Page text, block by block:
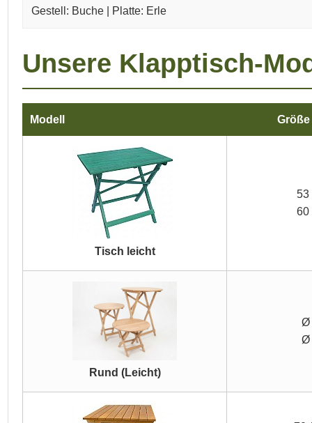
Gestell: Buche | Platte: Erle
Unsere Klapptisch-
Modell Größe
Tisch leicht
53
60
Rund (Leicht)
Ø
Ø